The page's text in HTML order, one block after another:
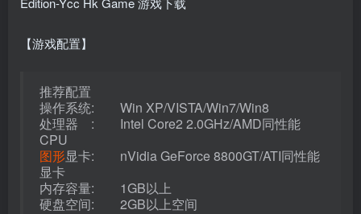
【游戏配置】
推荐配置
操作系统: Win XP/VISTA/Win7/Win8
处理器 : Intel Core2 2.0GHz/AMD同性能
CPU
图形显卡: nVidia GeForce 8800GT/ATI同性能
显卡
内存容量: 1GB以上
硬盘空间: 2GB以上空间